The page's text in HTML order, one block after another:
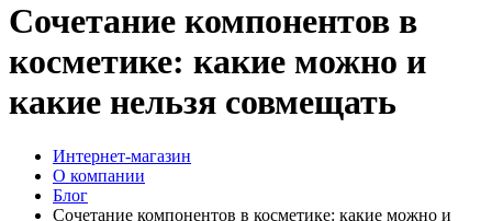
Сочетание компонентов в
косметике: какие можно и
какие нельзя совмещать
Интернет-магазин
О компании
Блог
Сочетание компонентов в косметике: какие можно и